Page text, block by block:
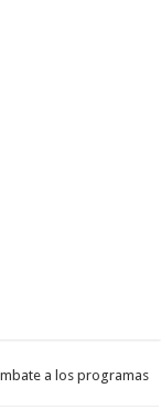
a los programas